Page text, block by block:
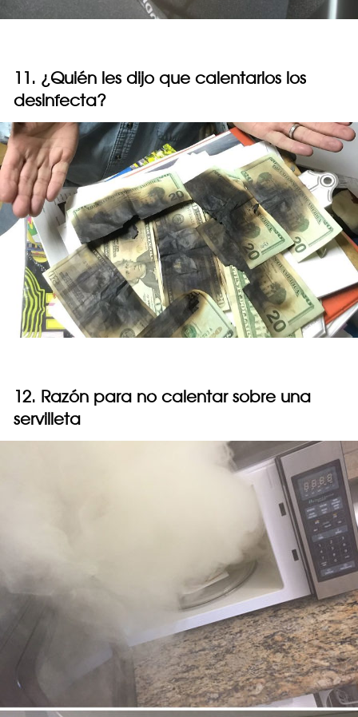
11. ¿Quién les dijo que calentarlos los
desinfecta?
12. Razón para no calentar sobre una
servilleta